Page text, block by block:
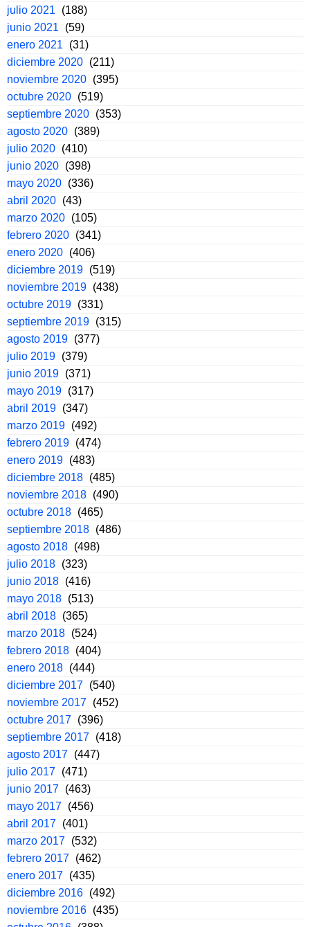
julio 2021
(188)
junio 2021
(59)
enero 2021
(31)
diciembre 2020 (211)
noviembre 2020 (395)
octubre 2020 (519)
septiembre 2020 (353)
agosto 2020 (389)
julio 2020 (410)
junio 2020 (398)
mayo 2020 (336)
abril 2020 (43)
marzo 2020 (105)
febrero 2020 (341)
enero 2020 (406)
diciembre 2019 (519)
noviembre 2019 (438)
octubre 2019 (331)
septiembre 2019 (315)
agosto 2019 (377)
julio 2019 (379)
junio 2019 (371)
mayo 2019 (317)
abril 2019 (347)
marzo 2019 (492)
febrero 2019 (474)
enero 2019 (483)
diciembre 2018 (485)
noviembre 2018 (490)
octubre 2018 (465)
septiembre 2018 (486)
agosto 2018 (498)
julio 2018 (323)
junio 2018 (416)
mayo 2018 (513)
abril 2018 (365)
marzo 2018 (524)
febrero 2018 (404)
enero 2018 (444)
diciembre 2017 (540)
noviembre 2017 (452)
octubre 2017 (396)
septiembre 2017 (418)
agosto 2017 (447)
julio 2017 (471)
junio 2017 (463)
mayo 2017 (456)
abril 2017 (401)
marzo 2017 (532)
febrero 2017 (462)
enero 2017 (435)
diciembre 2016 (492)
noviembre 2016 (435)